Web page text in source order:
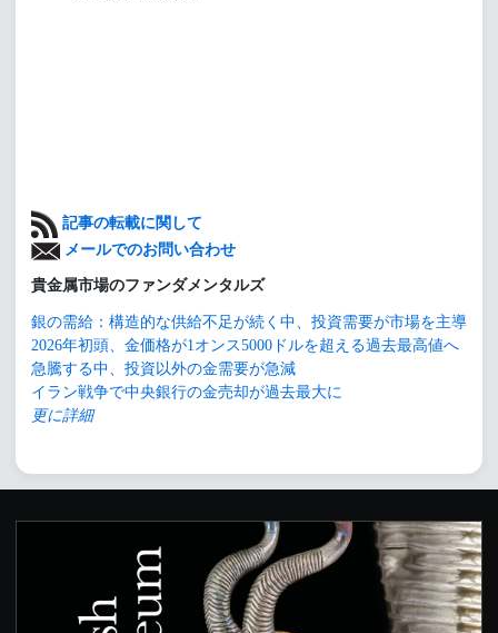
記事の転載に関して
メールでのお問い合わせ
貴金属市場のファンダメンタルズ
銀の需給：構造的な供給不足が続く中、投資需要が市場を主導
2026年初頭、金価格が1オンス5000ドルを超える過去最高値へ
急騰する中、投資以外の金需要が急減
イラン戦争で中央銀行の金売却が過去最大に
更に詳細